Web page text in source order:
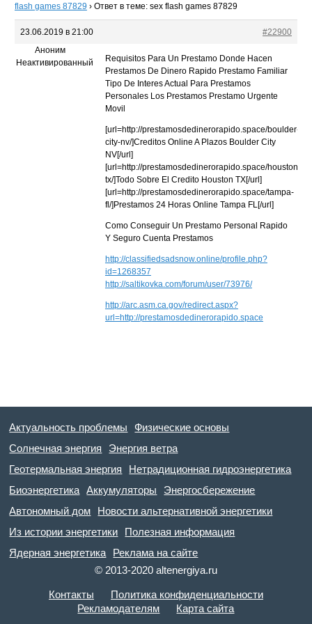
flash games 87829 › Ответ в теме: sex flash games 87829
23.06.2019 в 21:00
#22900
Аноним
Неактивированный
Requisitos Para Un Prestamo Donde Hacen
Prestamos De Dinero Rapido Prestamo Familiar
Tipo De Interes Actual Para Prestamos
Personales Los Prestamos Prestamo Urgente
Movil
[url=http://prestamosdedinerorapido.space/boulder-
city-nv/]Creditos Online A Plazos Boulder City
NV[/url]
[url=http://prestamosdedinerorapido.space/houston-
tx/]Todo Sobre El Credito Houston TX[/url]
[url=http://prestamosdedinerorapido.space/tampa-
fl/]Prestamos 24 Horas Online Tampa FL[/url]
Como Conseguir Un Prestamo Personal Rapido
Y Seguro Cuenta Prestamos
http://classifiedsadsnow.online/profile.php?
id=1268357
http://saltikovka.com/forum/user/73976/
http://arc.asm.ca.gov/redirect.aspx?
url=http://prestamosdedinerorapido.space
Актуальность проблемы
Физические основы
Солнечная энергия
Энергия ветра
Геотермальная энергия
Нетрадиционная гидроэнергетика
Биоэнергетика
Аккумуляторы
Энергосбережение
Автономный дом
Новости альтернативной энергетики
Из истории энергетики
Полезная информация
Ядерная энергетика
Реклама на сайте
© 2013-2020 altenergiya.ru
Контакты
Политика конфиденциальности
Рекламодателям
Карта сайта